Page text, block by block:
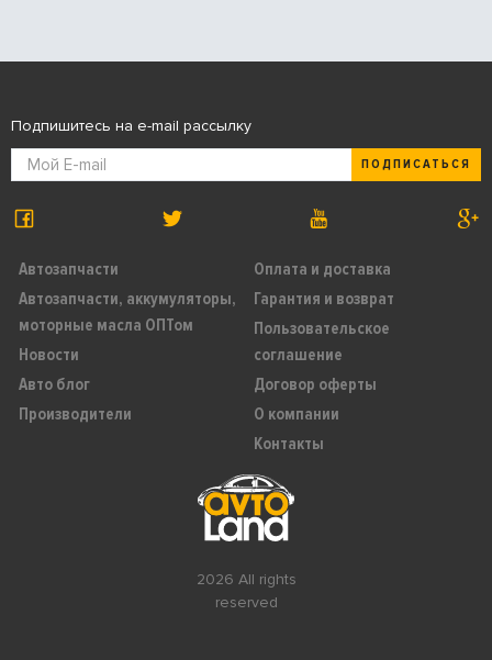
2026 All rights
reserved
Автозапчасти
Автозапчасти, аккумуляторы,
моторные масла ОПТом
Новости
Авто блог
Производители
Оплата и доставка
Гарантия и возврат
Пользовательское
соглашение
Договор оферты
О компании
Контакты
Подпишитесь на e-mail рассылку
ПОДПИСАТЬСЯ